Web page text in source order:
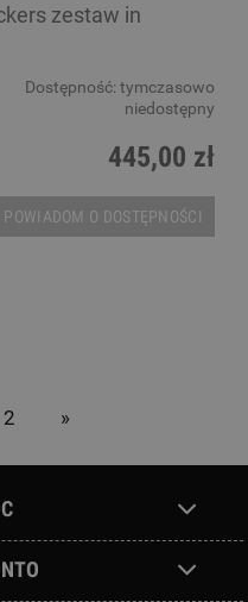
zestaw in
Dostępność: tymczasowo
niedostępny
445,00 zł
POWIADOM O DOSTĘPNOŚCI
2 »